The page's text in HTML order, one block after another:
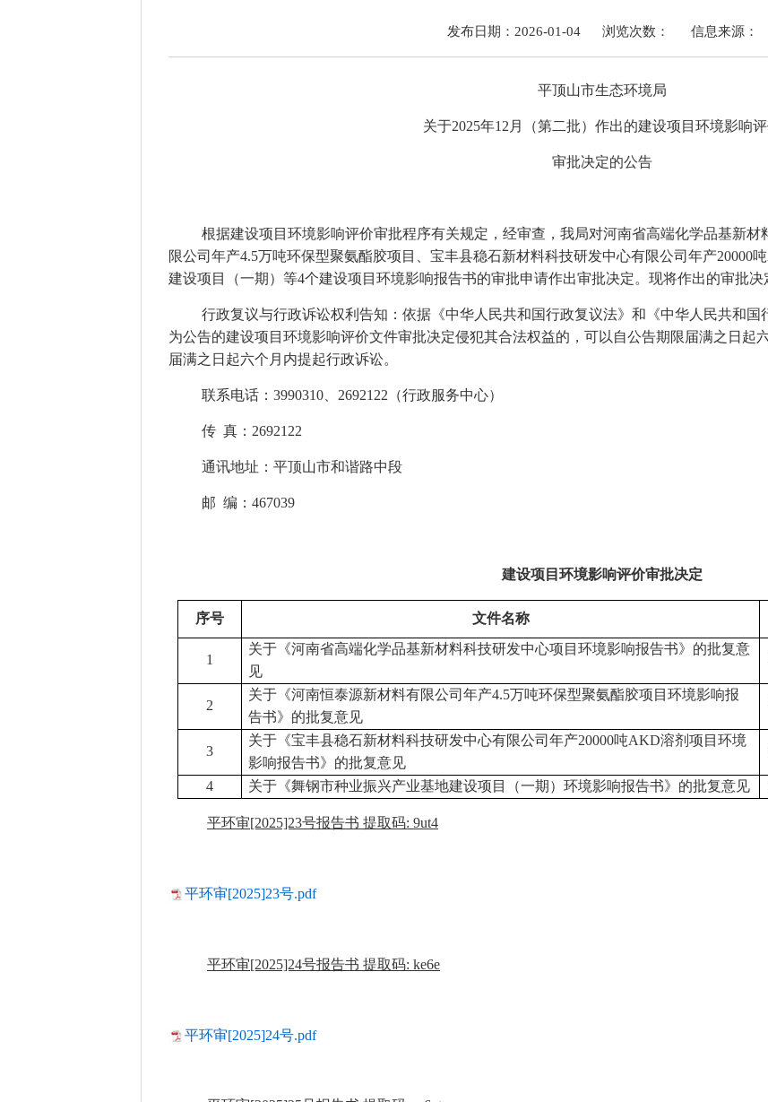
发布日期：2026-01-04 浏览次数： 信息来源：
平顶山市生态环境局
关于2025年12 月 （第二批） 作出的建设项目环境影响
审批决定的公告
根据建设项目环境影响评价审批程序有关规定，经审查，我局对河南省高端化学品基新
限公司年产4.5万吨环保型聚氨酯胶项目、宝丰县稳石新材料科技研发中心有限公司年产20000
建设项目（一期）等4个建设项目环境影响报告书的审批申请作出审批决定。现将作出的审批决
行政复议与行政诉讼权利告知：依据《中华人民共和国行政复议法》和《中华人民共和
为公告的建设项目环境影响评价文件审批决定侵犯其合法权益的，可以自公告期限届满之日起
届满之日起六个月内提起行政诉讼。
联系电话： 3990310、2692122 （行政服务中心）
传 真：2692122
通讯地址：平顶山市和谐路中段
邮 编：467039
建设项目环境影响评价审批决定
序号 文件名称
1
关于《河南省高端化学品基新材料科技研发中心项目环境影响报告书》的批复意
见
2
关于《河南恒泰源新材料有限公司年产4.5万吨环保型聚氨酯胶项目环境影响报
告书》的批复意见
3
关于《宝丰县稳石新材料科技研发中心有限公司年产20000吨AKD溶剂项目环境
影响报告书》的批复意见
4 关于《舞钢市种业振兴产业基地建设项目（一期）环境影响报告书》的批复意见
平环审[2025]23号报告书 提取码: 9ut4
平环审[2025]23号.pdf
平环审[2025]24号报告书 提取码: ke6e
平环审[2025]24号.pdf